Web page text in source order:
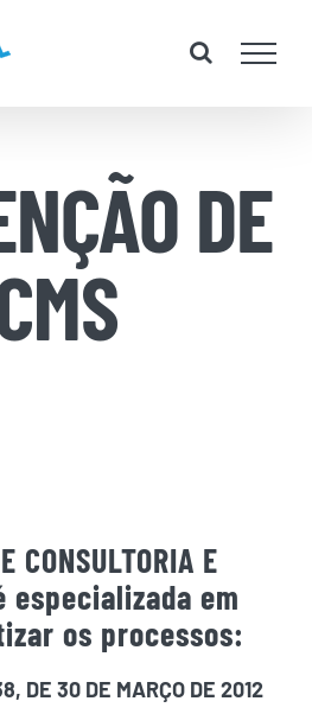
DE
CONSULTORIA E
especializada em
os processos:
DE 30 DE MARÇO DE 2012